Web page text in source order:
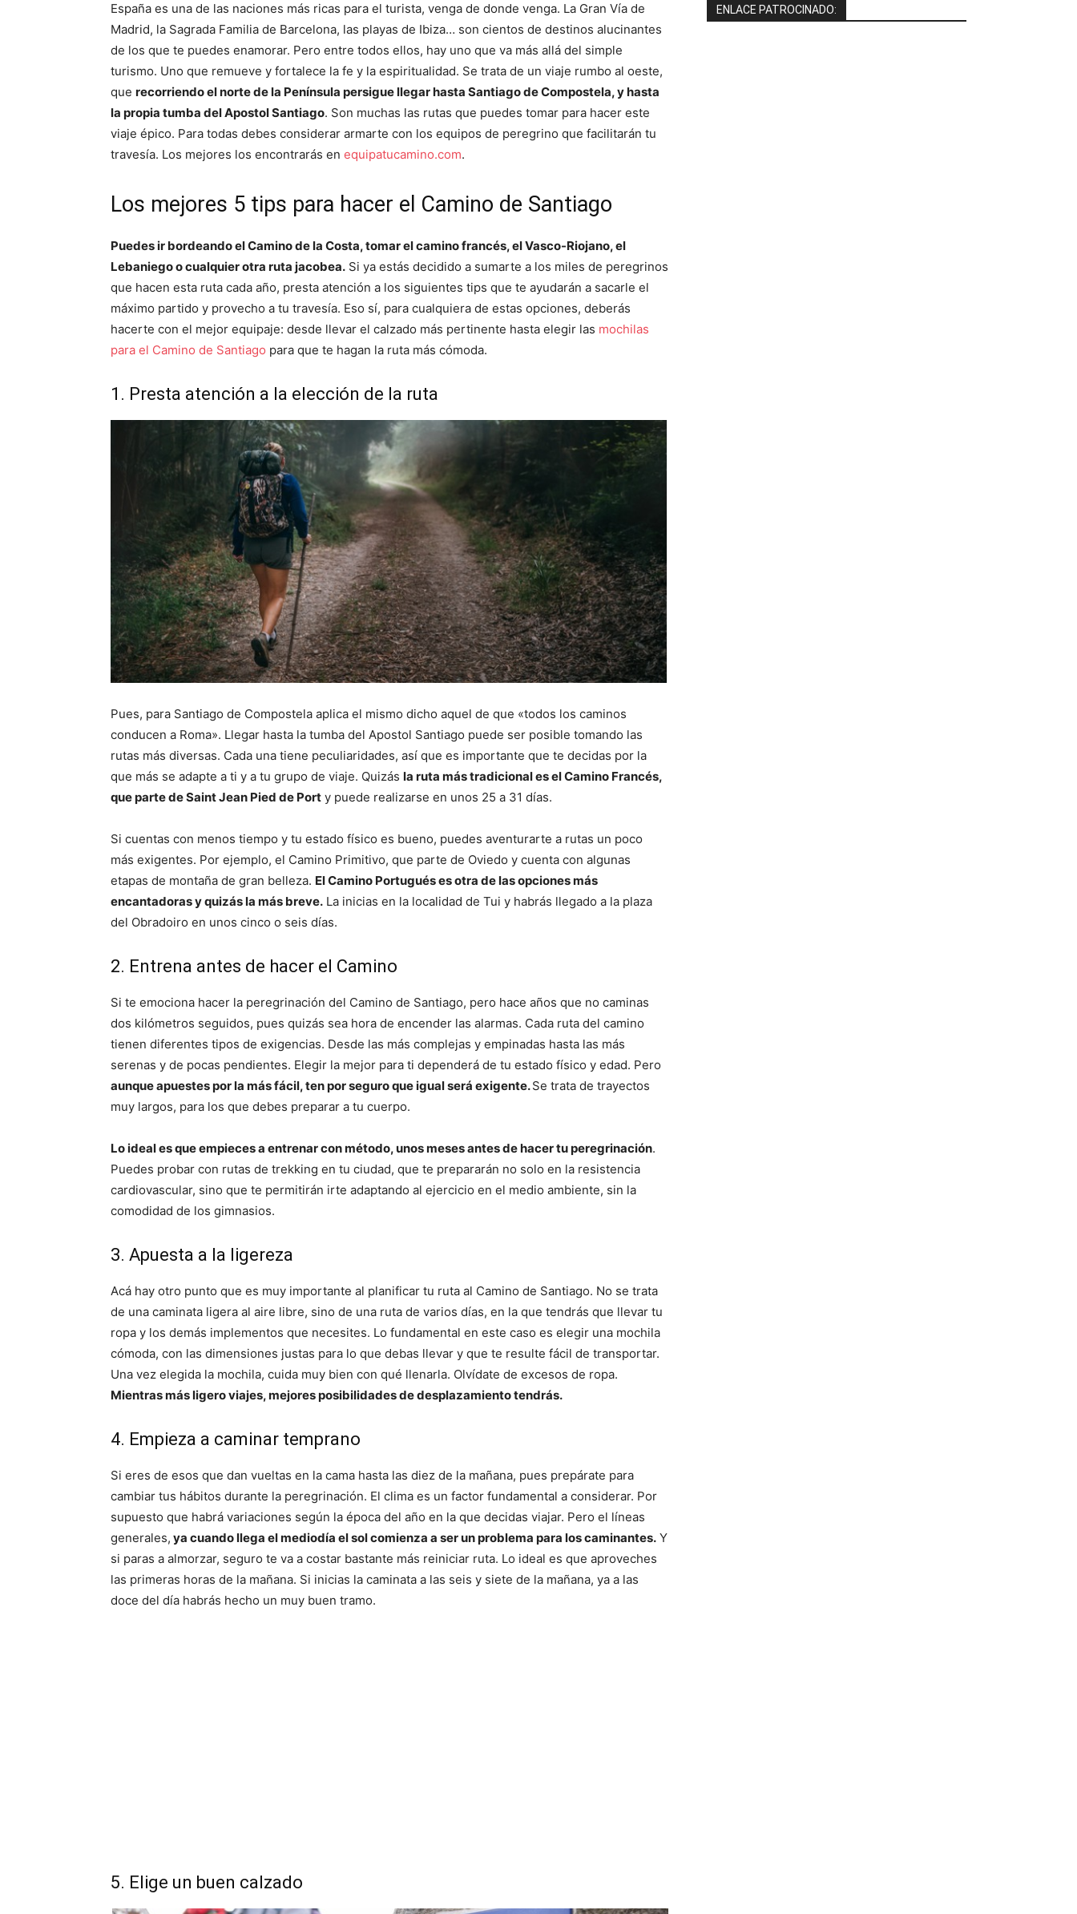
España es una de las naciones más ricas para el turista, venga de donde venga. La Gran Vía de
Madrid, la Sagrada Familia de Barcelona, las playas de Ibiza… son cientos de destinos alucinantes
de los que te puedes enamorar. Pero entre todos ellos, hay uno que va más allá del simple
turismo. Uno que remueve y fortalece la fe y la espiritualidad. Se trata de un viaje rumbo al oeste,
que recorriendo el norte de la Península persigue llegar hasta Santiago de Compostela, y hasta
la propia tumba del Apostol Santiago. Son muchas las rutas que puedes tomar para hacer este
viaje épico. Para todas debes considerar armarte con los equipos de peregrino que facilitarán tu
travesía. Los mejores los encontrarás en equipatucamino.com.
Los mejores 5 tips para hacer el Camino de Santiago
Puedes ir bordeando el Camino de la Costa, tomar el camino francés, el Vasco-Riojano, el
Lebaniego o cualquier otra ruta jacobea. Si ya estás decidido a sumarte a los miles de peregrinos
que hacen esta ruta cada año, presta atención a los siguientes tips que te ayudarán a sacarle el
máximo partido y provecho a tu travesía. Eso sí, para cualquiera de estas opciones, deberás
hacerte con el mejor equipaje: desde llevar el calzado más pertinente hasta elegir las mochilas
para el Camino de Santiago para que te hagan la ruta más cómoda.
1. Presta atención a la elección de la ruta
Pues, para Santiago de Compostela aplica el mismo dicho aquel de que «todos los caminos
conducen a Roma». Llegar hasta la tumba del Apostol Santiago puede ser posible tomando las
rutas más diversas. Cada una tiene peculiaridades, así que es importante que te decidas por la
que más se adapte a ti y a tu grupo de viaje. Quizás la ruta más tradicional es el Camino Francés,
que parte de Saint Jean Pied de Port y puede realizarse en unos 25 a 31 días.
Si cuentas con menos tiempo y tu estado físico es bueno, puedes aventurarte a rutas un poco
más exigentes. Por ejemplo, el Camino Primitivo, que parte de Oviedo y cuenta con algunas
etapas de montaña de gran belleza. El Camino Portugués es otra de las opciones más
encantadoras y quizás la más breve. La inicias en la localidad de Tui y habrás llegado a la plaza
del Obradoiro en unos cinco o seis días.
2. Entrena antes de hacer el Camino
Si te emociona hacer la peregrinación del Camino de Santiago, pero hace años que no caminas
dos kilómetros seguidos, pues quizás sea hora de encender las alarmas. Cada ruta del camino
tienen diferentes tipos de exigencias. Desde las más complejas y empinadas hasta las más
serenas y de pocas pendientes. Elegir la mejor para ti dependerá de tu estado físico y edad. Pero
aunque apuestes por la más fácil, ten por seguro que igual será exigente.Se trata de trayectos
muy largos, para los que debes preparar a tu cuerpo.
Lo ideal es que empieces a entrenar con método, unos meses antes de hacer tu peregrinación.
Puedes probar con rutas de trekking en tu ciudad, que te prepararán no solo en la resistencia
cardiovascular, sino que te permitirán irte adaptando al ejercicio en el medio ambiente, sin la
comodidad de los gimnasios.
3. Apuesta a la ligereza
Acá hay otro punto que es muy importante al planificar tu ruta al Camino de Santiago. No se trata
de una caminata ligera al aire libre, sino de una ruta de varios días, en la que tendrás que llevar tu
ropa y los demás implementos que necesites. Lo fundamental en este caso es elegir una mochila
cómoda, con las dimensiones justas para lo que debas llevar y que te resulte fácil de transportar.
Una vez elegida la mochila, cuida muy bien con qué llenarla. Olvídate de excesos de ropa.
Mientras más ligero viajes, mejores posibilidades de desplazamiento tendrás.
4. Empieza a caminar temprano
Si eres de esos que dan vueltas en la cama hasta las diez de la mañana, pues prepárate para
cambiar tus hábitos durante la peregrinación. El clima es un factor fundamental a considerar. Por
supuesto que habrá variaciones según la época del año en la que decidas viajar. Pero el líneas
generales, ya cuando llega el mediodía el sol comienza a ser un problema para los caminantes. Y
si paras a almorzar, seguro te va a costar bastante más reiniciar ruta. Lo ideal es que aproveches
las primeras horas de la mañana. Si inicias la caminata a las seis y siete de la mañana, ya a las
doce del día habrás hecho un muy buen tramo.
5. Elige un buen calzado
ENLACE PATROCINADO: